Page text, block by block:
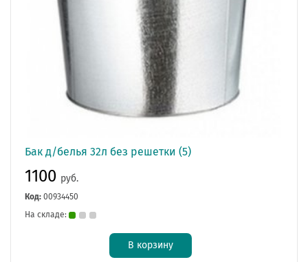
Бак д/белья 32л без решетки (5)
1100 руб.
Код: 00934450
На складе:
В корзину